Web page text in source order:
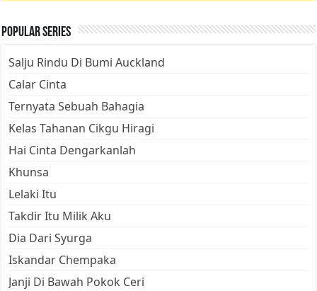
Popular Series
Salju Rindu Di Bumi Auckland
Calar Cinta
Ternyata Sebuah Bahagia
Kelas Tahanan Cikgu Hiragi
Hai Cinta Dengarkanlah
Khunsa
Lelaki Itu
Takdir Itu Milik Aku
Dia Dari Syurga
Iskandar Chempaka
Janji Di Bawah Pokok Ceri